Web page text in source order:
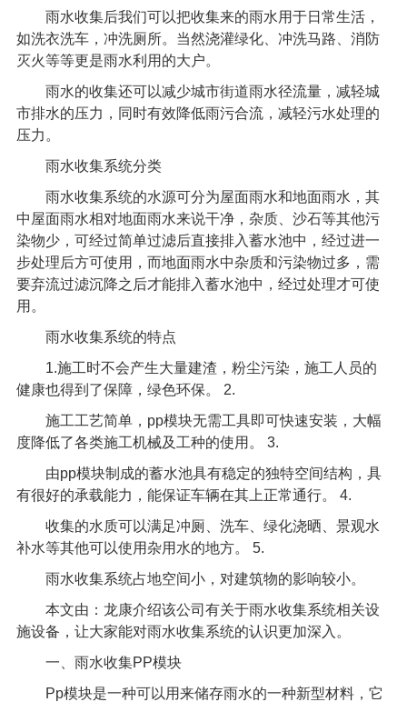
雨水收集后我们可以把收集来的雨水用于日常生活，
如洗衣洗车，冲洗厕所。当然浇灌绿化、冲洗马路、消防
灭火等等更是雨水利用的大户。
雨水的收集还可以减少城市街道雨水径流量，减轻城
市排水的压力，同时有效降低雨污合流，减轻污水处理的
压力。
雨水收集系统分类
雨水收集系统的水源可分为屋面雨水和地面雨水，其
中屋面雨水相对地面雨水来说干净，杂质、沙石等其他污
染物少，可经过简单过滤后直接排入蓄水池中，经过进一
步处理后方可使用，而地面雨水中杂质和污染物过多，需
要弃流过滤沉降之后才能排入蓄水池中，经过处理才可使
用。
雨水收集系统的特点
1.施工时不会产生大量建渣，粉尘污染，施工人员的
健康也得到了保障，绿色环保。
2.
施工工艺简单， pp模块无需工具即可快速安装，大幅
度降低了各类施工机械及工种的使用。
3.
由pp模块制成的蓄水池具有稳定的独特空间结构，具
有很好的承载能力，能保证车辆在其上正常通行。
4.
收集的水质可以满足冲厕、洗车、绿化浇晒、景观水
补水等其他可以使用杂用水的地方。
5.
雨水收集系统占地空间小，对建筑物的影响较小。
本文由：龙康介绍该公司有关于雨水收集系统相关设
施设备，让大家能对雨水收集系统的认识更加深入。
一、雨水收集PP模块
Pp模块是一种可以用来储存雨水的一种新型材料，它